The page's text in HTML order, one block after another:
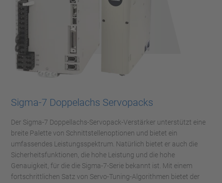
Sigma-7 Doppelachs Servopacks
Der Sigma-7 Doppellachs-Servopack-Verstärker unterstützt eine
breite Palette von Schnittstellenoptionen und bietet ein
umfassendes Leistungsspektrum. Natürlich bietet er auch die
Sicherheitsfunktionen, die hohe Leistung und die hohe
Genauigkeit, für die die Sigma-7-Serie bekannt ist. Mit einem
fortschrittlichen Satz von Servo-Tuning-Algorithmen bietet der